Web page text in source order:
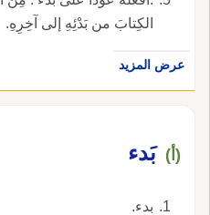
الكِتابَ من بَدْئِهِ إلى آخِرِهِ.
عرض المزيد
(أ) بَدء
بدء.